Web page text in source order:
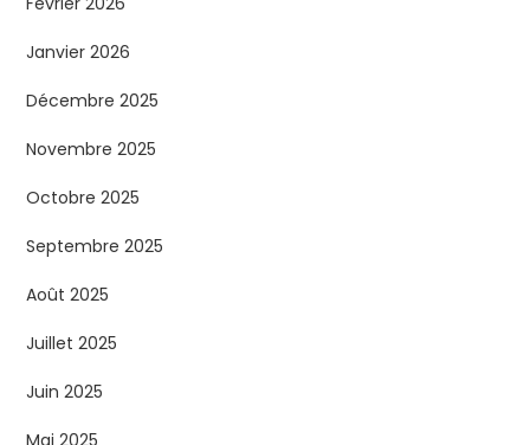
Janvier 2026
Décembre 2025
Novembre 2025
Octobre 2025
Septembre 2025
Août 2025
Juillet 2025
Juin 2025
Mai 2025